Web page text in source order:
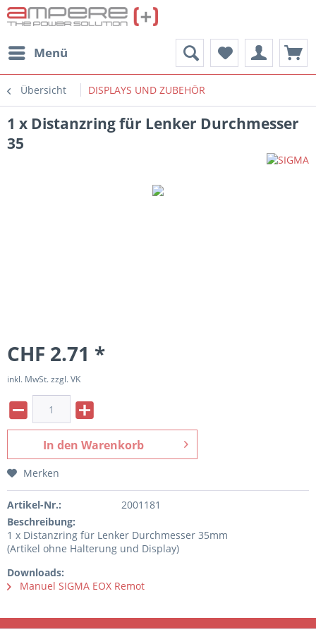
Menü
Übersicht DISPLAYS UND ZUBEHÖR
1 x Distanzring für Lenker Durchmesser
35
CHF 2.71 *
inkl. MwSt. zzgl. VK
In den Warenkorb
Merken
Artikel-Nr.:
2001181
Beschreibung:
1 x Distanzring für Lenker Durchmesser 35mm
(Artikel ohne Halterung und Display)
Downloads:
Manuel SIGMA EOX Remot